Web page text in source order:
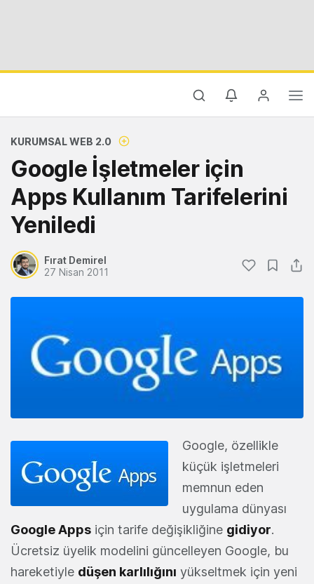
KURUMSAL WEB 2.0
Google İşletmeler için
Apps Kullanım Tarifelerini
Yeniledi
Fırat Demirel
27 Nisan 2011
Google, özellikle
küçük işletmeleri
memnun eden
uygulama dünyası
Google Apps için tarife değişikliğine gidiyor.
Ücretsiz üyelik modelini güncelleyen Google, bu
hareketiyle düşen karlılığını yükseltmek için yeni